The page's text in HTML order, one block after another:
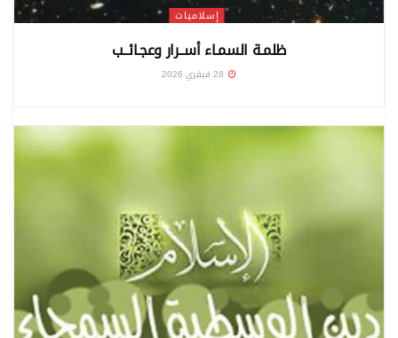
إسلاميات
ظلمـة السمـاء أســرار وعجـائــب